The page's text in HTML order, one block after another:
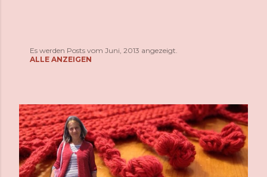
s
t
s
Es werden Posts vom Juni, 2013 angezeigt.
ALLE ANZEIGEN